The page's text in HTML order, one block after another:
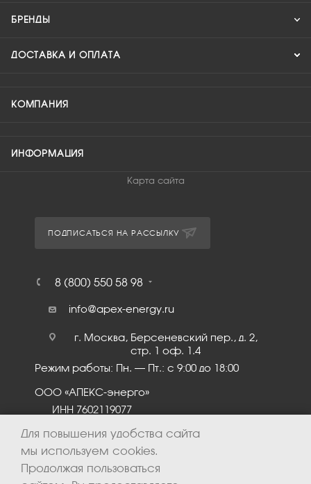
БРЕНДЫ
ДОСТАВКА И ОПЛАТА
КОМПАНИЯ
ИНФОРМАЦИЯ
Карта сайта
ПОДПИСАТЬСЯ НА РАССЫЛКУ
8 (800) 550 58 98
info@apex-energy.ru
г. Москва, Берсеневский пер., д. 2,
стр. 1 оф. 1.4
Режим работы: Пн. – Пт.: с 9:00 до 18:00
ООО «АПЕКС-энерго»
ИНН 7602119077
Для повышения удобства сайта
мы используем cookies.
Продолжая пользоваться